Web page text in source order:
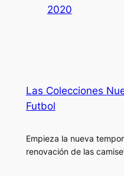
2020
Las Colecciones
Futbol
Empieza la nueva
renovación de las